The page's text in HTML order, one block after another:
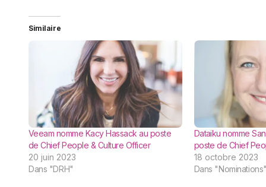
Similaire
Veeam nomme Kacy Hassack au poste
de Chief People & Culture Officer
20 juin 2023
Dans "DRH"
Dataiku nomme
poste de Chief
18 octobre 2023
Dans "Nominations"